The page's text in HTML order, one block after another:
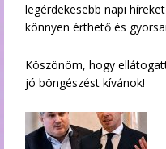
legérdekesebb napi
könnyen érthető és
Köszönöm, hogy
jó böngészést kívánok!